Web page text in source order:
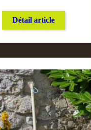
Détail article